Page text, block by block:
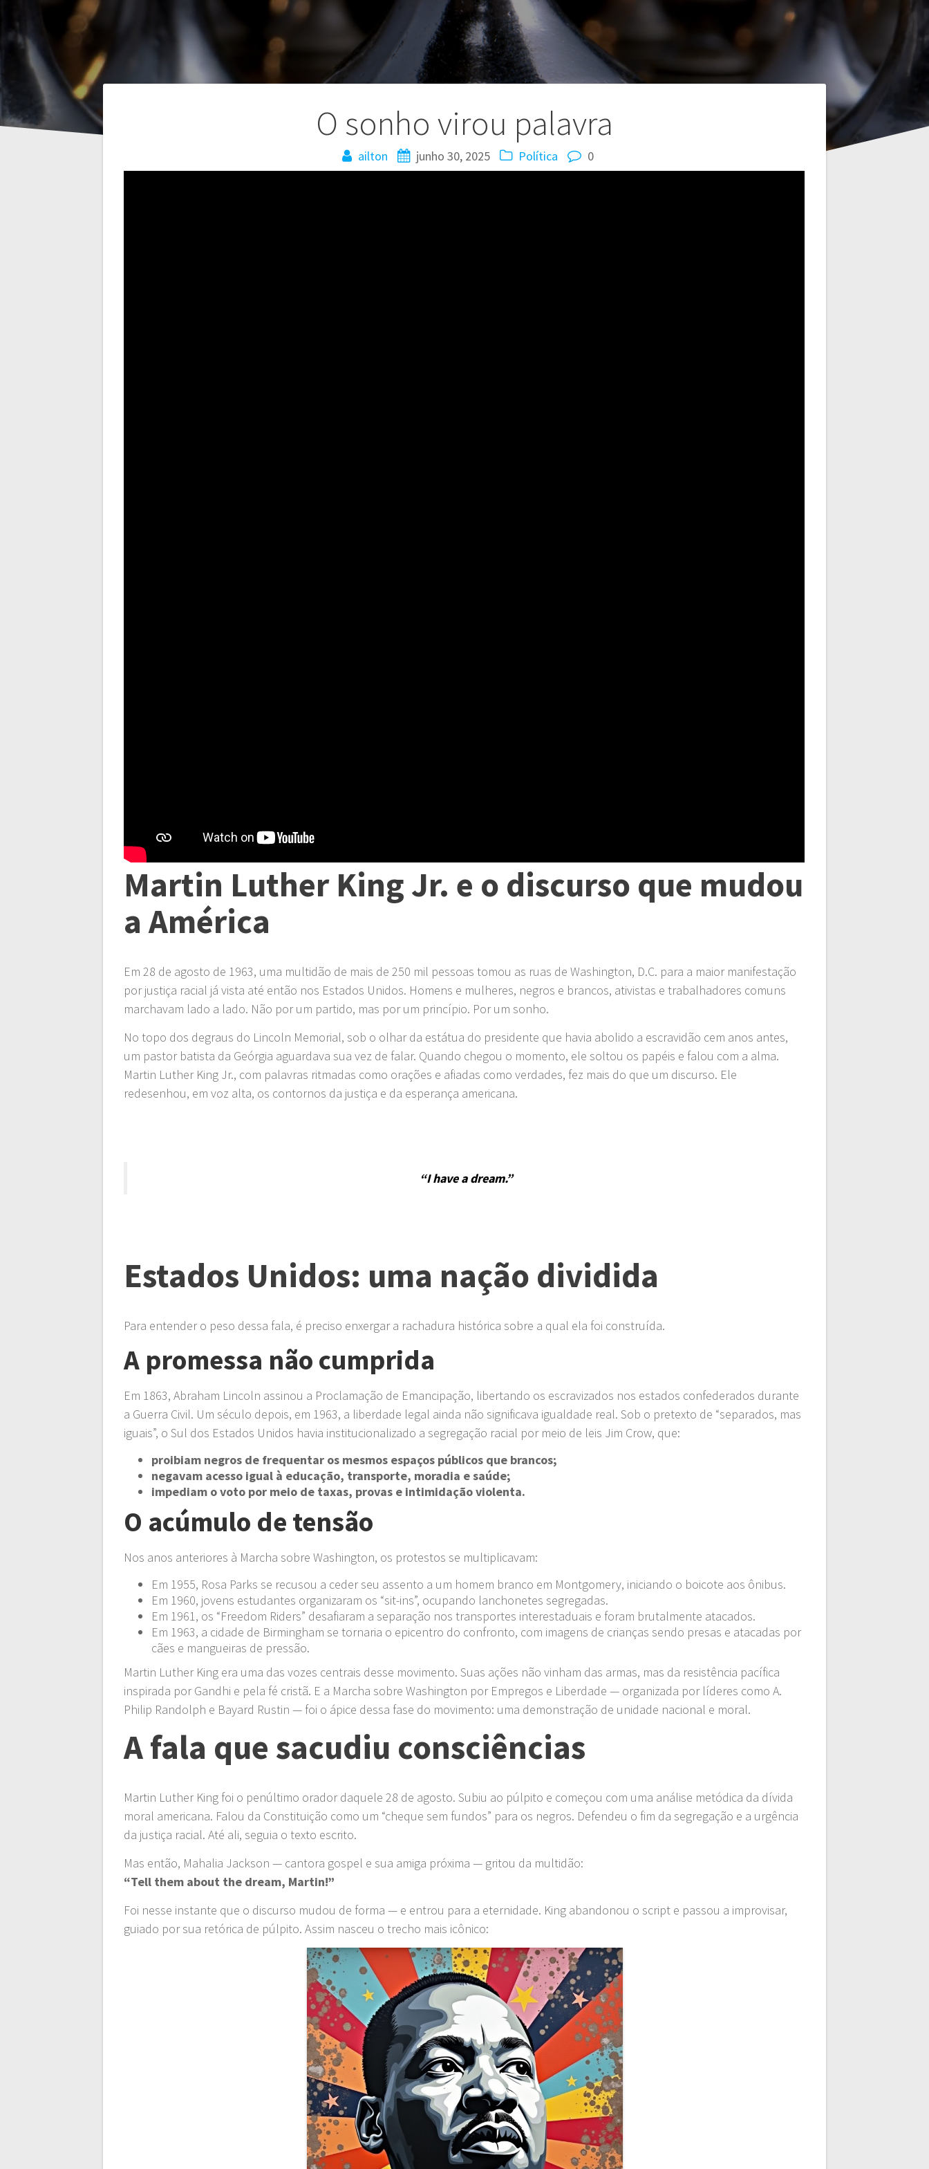
O sonho virou palavra
ailton junho 30, 2025 Política 0
Martin Luther King Jr. e o discurso que mudou
a América
Em 28 de agosto de 1963, uma multidão de mais de 250 mil pessoas tomou as ruas de Washington, D.C. para a maior manifestação
por justiça racial já vista até então nos Estados Unidos. Homens e mulheres, negros e brancos, ativistas e trabalhadores comuns
marchavam lado a lado. Não por um partido, mas por um princípio. Por um sonho.
No topo dos degraus do Lincoln Memorial, sob o olhar da estátua do presidente que havia abolido a escravidão cem anos antes,
um pastor batista da Geórgia aguardava sua vez de falar. Quando chegou o momento, ele soltou os papéis e falou com a alma.
Martin Luther King Jr., com palavras ritmadas como orações e afiadas como verdades, fez mais do que um discurso. Ele
redesenhou, em voz alta, os contornos da justiça e da esperança americana.
“I have a dream.”
Estados Unidos: uma nação dividida
Para entender o peso dessa fala, é preciso enxergar a rachadura histórica sobre a qual ela foi construída.
A promessa não cumprida
Em 1863, Abraham Lincoln assinou a Proclamação de Emancipação, libertando os escravizados nos estados confederados durante
a Guerra Civil. Um século depois, em 1963, a liberdade legal ainda não significava igualdade real. Sob o pretexto de “separados, mas
iguais”, o Sul dos Estados Unidos havia institucionalizado a segregação racial por meio de leis Jim Crow, que:
proibiam negros de frequentar os mesmos espaços públicos que brancos;
negavam acesso igual à educação, transporte, moradia e saúde;
impediam o voto por meio de taxas, provas e intimidação violenta.
O acúmulo de tensão
Nos anos anteriores à Marcha sobre Washington, os protestos se multiplicavam:
Em 1955, Rosa Parks se recusou a ceder seu assento a um homem branco em Montgomery, iniciando o boicote aos ônibus.
Em 1960, jovens estudantes organizaram os “sit-ins”, ocupando lanchonetes segregadas.
Em 1961, os “Freedom Riders” desafiaram a separação nos transportes interestaduais e foram brutalmente atacados.
Em 1963, a cidade de Birmingham se tornaria o epicentro do confronto, com imagens de crianças sendo presas e atacadas por
cães e mangueiras de pressão.
Martin Luther King era uma das vozes centrais desse movimento. Suas ações não vinham das armas, mas da resistência pacífica
inspirada por Gandhi e pela fé cristã. E a Marcha sobre Washington por Empregos e Liberdade — organizada por líderes como A.
Philip Randolph e Bayard Rustin — foi o ápice dessa fase do movimento: uma demonstração de unidade nacional e moral.
A fala que sacudiu consciências
Martin Luther King foi o penúltimo orador daquele 28 de agosto. Subiu ao púlpito e começou com uma análise metódica da dívida
moral americana. Falou da Constituição como um “cheque sem fundos” para os negros. Defendeu o fim da segregação e a urgência
da justiça racial. Até ali, seguia o texto escrito.
Mas então, Mahalia Jackson — cantora gospel e sua amiga próxima — gritou da multidão:
“Tell them about the dream, Martin!”
Foi nesse instante que o discurso mudou de forma — e entrou para a eternidade. King abandonou o script e passou a improvisar,
guiado por sua retórica de púlpito. Assim nasceu o trecho mais icônico: